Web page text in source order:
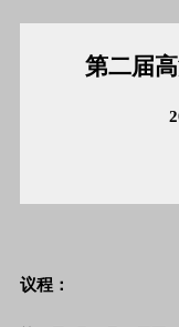
第二届
议程：